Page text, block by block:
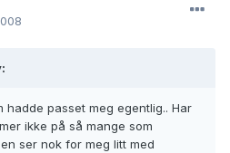
hadde passet meg egentlig.. Har
ikke på så mange som
ser nok for meg litt med